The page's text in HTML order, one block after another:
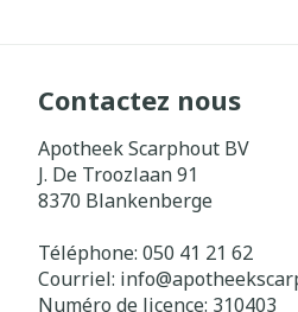
Contactez nous
Apotheek Scarphout BV
J. De Troozlaan 91
8370 Blankenberge
Téléphone: 050 41 21 62
Courriel: info@
Numéro de licence: 310403